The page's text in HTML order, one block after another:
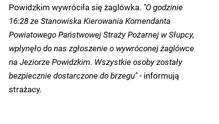
Powidzkim wywróciła się żaglówka. "O godzinie
16:28 ze Stanowiska Kierowania Komendanta
Powiatowego Państwowej Straży Pożarnej w Słupcy,
wpłynęło do nas zgłoszenie o wywróconej żaglówce
na Jeziorze Powidzkim. Wszystkie osoby zostały
bezpiecznie dostarczone do brzegu"- informują
strażacy.